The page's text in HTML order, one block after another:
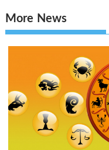
More News